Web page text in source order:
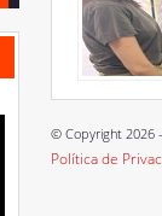
© Copyright 2026
Política de